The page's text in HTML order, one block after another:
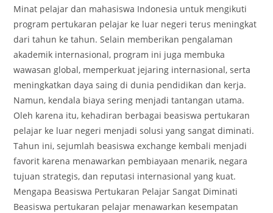
Minat pelajar dan mahasiswa Indonesia untuk mengikuti
program pertukaran pelajar ke luar negeri terus meningkat
dari tahun ke tahun. Selain memberikan pengalaman
akademik internasional, program ini juga membuka
wawasan global, memperkuat jejaring internasional, serta
meningkatkan daya saing di dunia pendidikan dan kerja.
Namun, kendala biaya sering menjadi tantangan utama.
Oleh karena itu, kehadiran berbagai beasiswa pertukaran
pelajar ke luar negeri menjadi solusi yang sangat diminati.
Tahun ini, sejumlah beasiswa exchange kembali menjadi
favorit karena menawarkan pembiayaan menarik, negara
tujuan strategis, dan reputasi internasional yang kuat.
Mengapa Beasiswa Pertukaran Pelajar Sangat Diminati
Beasiswa pertukaran pelajar menawarkan kesempatan